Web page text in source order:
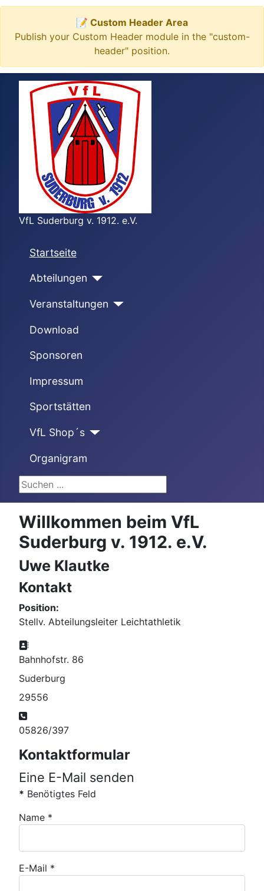
📝 Custom Header Area
Publish your Custom Header module in the "custom-
header" position.
VfL Suderburg v. 1912. e.V.
Startseite
Abteilungen
Veranstaltungen
Download
Sponsoren
Impressum
Sportstätten
VfL Shop´s
Organigram
Suchen ...
Willkommen beim VfL
Suderburg v. 1912. e.V.
Uwe Klautke
Kontakt
Position:
Stellv. Abteilungsleiter Leichtathletik
Adresse:
Bahnhofstr. 86
Suderburg
29556
Telefon:
05826/397
Kontaktformular
Eine E-Mail senden
* Benötigtes Feld
Name *
E-Mail *